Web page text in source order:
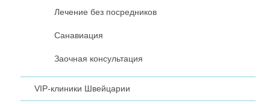
Лечение без посредников
Санавиация
Заочная консультация
VIP-клиники Швейцарии